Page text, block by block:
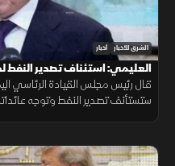
الشرق للأخبار أخبار
العليمي: استئناف تصدير النفط
قال رئيس مجلس القيادة الرئاسي
ستستأنف تصدير النفط وتوجه